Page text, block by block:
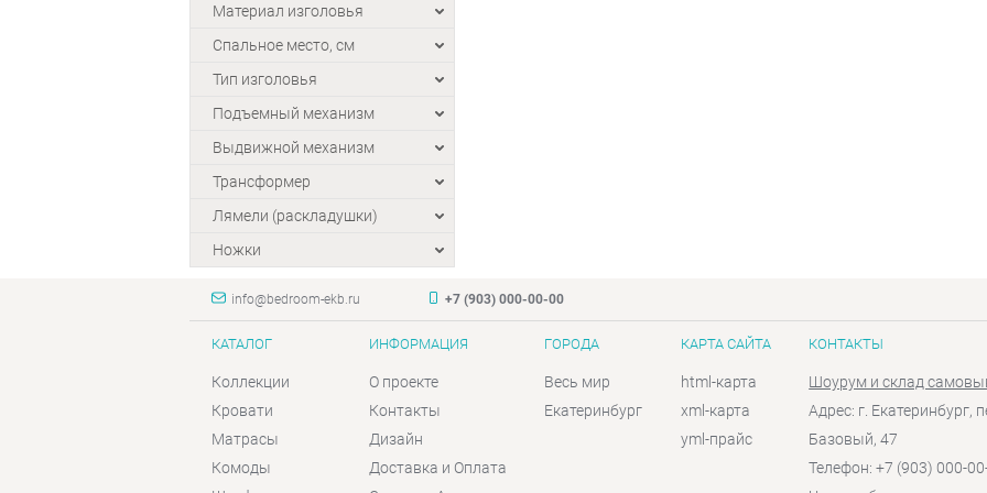
Материал изголовья
Спальное место, см
Тип изголовья
Подъемный механизм
Выдвижной механизм
Трансформер
Лямели (раскладушки)
Ножки
info@bedroom-ekb.ru +7 (903) 000-00-00
КАТАЛОГ
Коллекции
Кровати
Матрасы
Комоды
ИНФОРМАЦИЯ
О проекте
Контакты
Дизайн
Доставка и Оплата
ГОРОДА
Весь мир
Екатеринбург
КАРТА САЙТА
html-карта
xml-карта
yml-прайс
КОНТАКТЫ
Шоурум и склад
Адрес: г. Екатеринбург,
Базовый, 47
Телефон: +7 (903) 000-